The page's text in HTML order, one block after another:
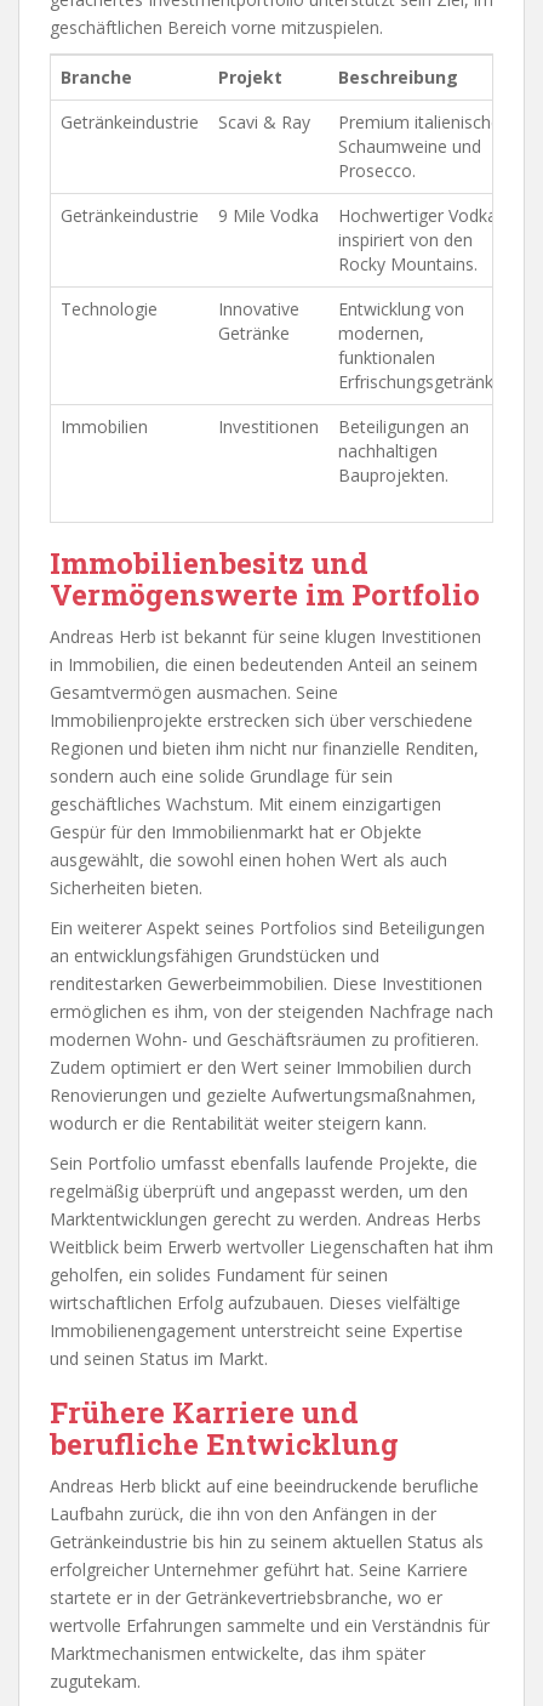
geschäftlichen Bereich vorne mitzuspielen.
Branche Projekt
Beschreibung
Getränkeindustrie
Scavi & Ray
Premium italienische
Schaumweine und
Prosecco.
Getränkeindustrie
9 Mile Vodka
Hochwertiger Vodka,
inspiriert von den
Rocky Mountains.
Technologie
Innovative
Getränke
Entwicklung von
modernen,
funktionalen
Erfrischungsgetränken.
Immobilien
Investitionen
Beteiligungen an
nachhaltigen
Bauprojekten.
Immobilienbesitz und
Vermögenswerte im Portfolio
Andreas Herb ist bekannt für seine klugen Investitionen
in Immobilien, die einen bedeutenden Anteil an seinem
Gesamtvermögen ausmachen. Seine
Immobilienprojekte erstrecken sich über verschiedene
Regionen und bieten ihm nicht nur finanzielle Renditen,
sondern auch eine solide Grundlage für sein
geschäftliches Wachstum. Mit einem einzigartigen
Gespür für den Immobilienmarkt hat er Objekte
ausgewählt, die sowohl einen hohen Wert als auch
Sicherheiten bieten.
Ein weiterer Aspekt seines Portfolios sind Beteiligungen
an entwicklungsfähigen Grundstücken und
renditestarken Gewerbeimmobilien. Diese Investitionen
ermöglichen es ihm, von der steigenden Nachfrage nach
modernen Wohn- und Geschäftsräumen zu profitieren.
Zudem optimiert er den Wert seiner Immobilien durch
Renovierungen und gezielte Aufwertungsmaßnahmen,
wodurch er die Rentabilität weiter steigern kann.
Sein Portfolio umfasst ebenfalls laufende Projekte, die
regelmäßig überprüft und angepasst werden, um den
Marktentwicklungen gerecht zu werden. Andreas Herbs
Weitblick beim Erwerb wertvoller Liegenschaften hat ihm
geholfen, ein solides Fundament für seinen
wirtschaftlichen Erfolg aufzubauen. Dieses vielfältige
Immobilienengagement unterstreicht seine Expertise
und seinen Status im Markt.
Frühere Karriere und
berufliche Entwicklung
Andreas Herb blickt auf eine beeindruckende berufliche
Laufbahn zurück, die ihn von den Anfängen in der
Getränkeindustrie bis hin zu seinem aktuellen Status als
erfolgreicher Unternehmer geführt hat. Seine Karriere
startete er in der Getränkevertriebsbranche, wo er
wertvolle Erfahrungen sammelte und ein Verständnis für
Marktmechanismen entwickelte, das ihm später
zugutekam.